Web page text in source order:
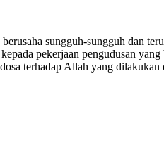
sungguh-sungguh dan
pekerjaan pengudusan
terhadap Allah yang